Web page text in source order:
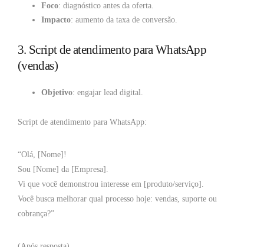
Foco: diagnóstico antes da oferta.
Impacto: aumento da taxa de conversão.
3. Script de atendimento para WhatsApp
(vendas)
Objetivo: engajar lead digital.
Script de atendimento para WhatsApp:
“Olá, [Nome]!
Sou [Nome] da [Empresa].
Vi que você demonstrou interesse em [produto/serviço].
Você busca melhorar qual processo hoje: vendas, suporte ou
cobrança?”